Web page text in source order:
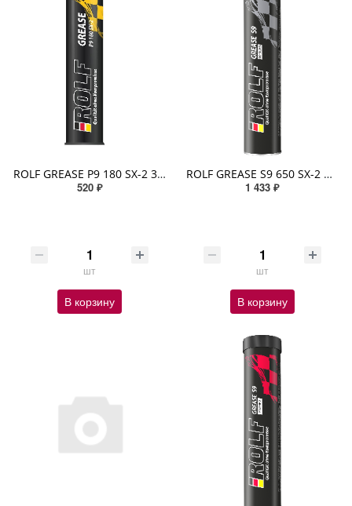
ROLF GREASE P9 180 SX-2 390гр (-30/+200 сульфонат кальция) п/синтетическое Светло-желтый
520 ₽
шт
В корзину
ROLF GREASE S9 650 SX-2 HD MoS2 5% 390гр (-20/+200 сульфонат кальция) синтетическое Темно-серый
1 433 ₽
шт
В корзину